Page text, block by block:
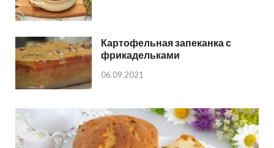
Картофельная запеканка с
фрикадельками
06.09.2021